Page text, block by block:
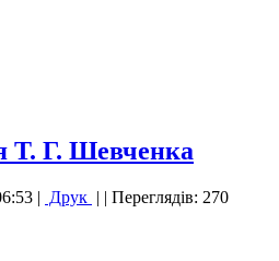
Т. Г. Шевченка
| Друк | | Переглядів: 270